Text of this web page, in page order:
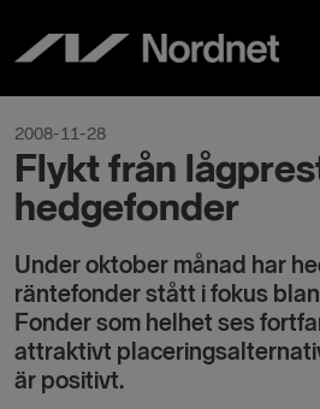
innehåll
2008-11-28
Flykt från
hedgefonder
Under oktober månad har
räntefonder stått i fokus
Fonder som helhet ses
attraktivt
är positivt.